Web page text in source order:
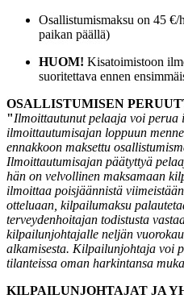
Osallistumismaksu on 45
paikan päällä)
HUOM! Kisatoimistoon
suoritettava ennen
OSALLISTUMISEN
"Ilmoittautunut pelaaja voi perua
ilmoittautumisajan loppuun
ennakkoon maksettu
Ilmoittautumisajan päätyttyä
hän on velvollinen maksamaan
ilmoittaa poisjäännistä
otteluaan, kilpailumaksu
terveydenhoitajan todistusta
kilpailunjohtajalle neljän
alkamisesta. Kilpailunjohtaja voi
tilanteissa oman harkintansa
KILPAILUNJOHTAJAT JA